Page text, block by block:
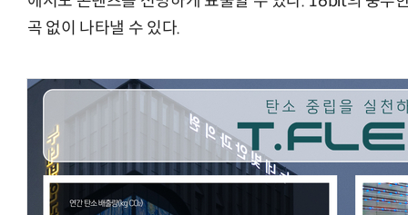
곡 없이 나타낼 수 있다.